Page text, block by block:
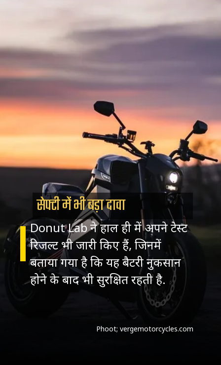
सेफ्टी में भी बड़ा दावा
Donut Lab ने हाल ही में अपने टेस्ट
रिजल्ट भी जारी किए हैं, जिनमें
बताया गया है कि यह बैटरी नुकसान
Phoot; vergemotorcycles.com